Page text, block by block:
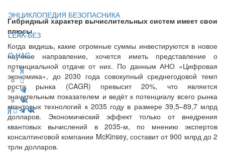
ЭНЦИКЛОПЕДИЯ БЕЗОПАСНИКА
LEAK-БЕЗ
О НАС
Гибридный характер вычислительных систем имеет свои
плюсы
Когда видишь, какие огромные суммы инвестируются в новое
научное направление, хочется иметь представление о
потенциальной отдаче от них. По данным АНО «Цифровая
экономика», до 2030 года совокупный среднегодовой темп
роста рынка (CAGR) превысит 20%, что является
значительным показателем и ведёт к потенциалу всего рынка
квантовых технологий к 2035 году в размере 39,5–89,7 млрд
долларов. Экономический эффект только от внедрения
квантовых вычислений в 2035-м, по мнению экспертов
консалтинговой компании McKinsey, составит от 900 млрд до 2
трлн долларов.